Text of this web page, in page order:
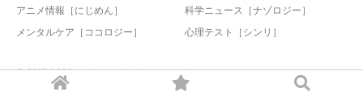
アニメ情報［にじめん］
科学ニュース［ナゾロジー］
メンタルケア［ココロジー］
心理テスト［シンリ］
© 2017-2026 nazology. all rights reserved.